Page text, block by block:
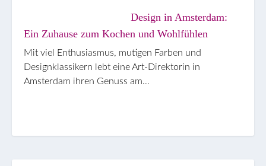
Design in Amsterdam:
Ein Zuhause zum Kochen und Wohlfühlen
Mit viel Enthusiasmus, mutigen Farben und
Designklassikern lebt eine Art-Direktorin in
Amsterdam ihren Genuss am…